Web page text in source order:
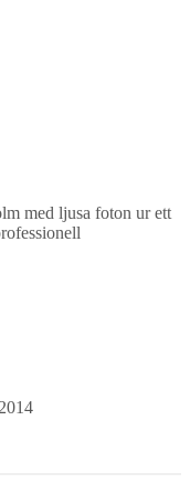
med ljusa foton ur ett